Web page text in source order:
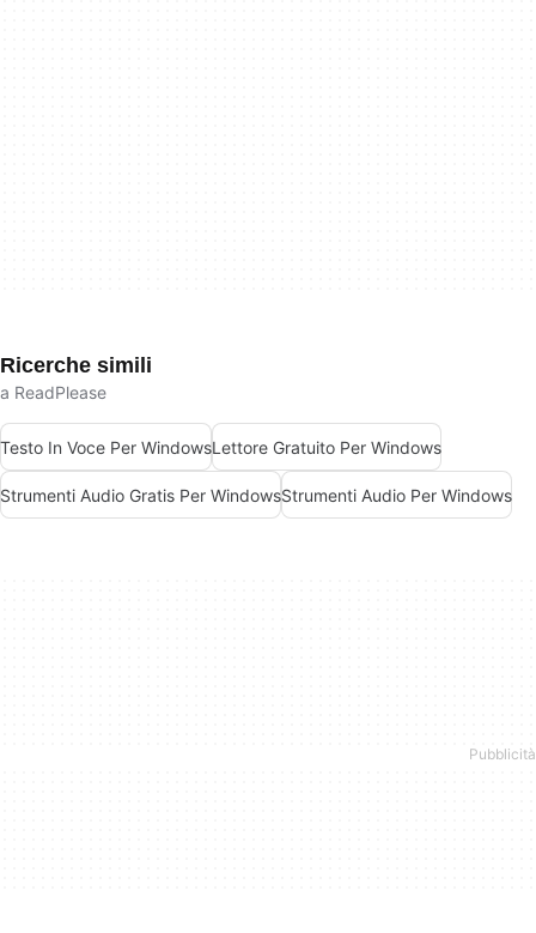
Ricerche simili
a ReadPlease
Testo In Voce Per WindowsLettore Gratuito Per Windows
Strumenti Audio Gratis Per WindowsStrumenti Audio Per Windows